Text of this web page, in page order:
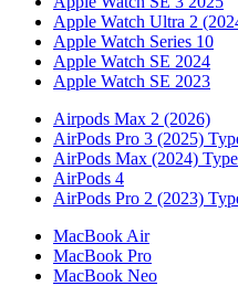
Apple Watch Ultra 2
Apple Watch Series 10
Apple Watch SE 2024
Apple Watch SE 2023
Airpods Max 2 (2026)
AirPods Pro 3 (2025)
AirPods Max (2024)
AirPods 4
AirPods Pro 2 (2023)
MacBook Air
MacBook Pro
MacBook Neo